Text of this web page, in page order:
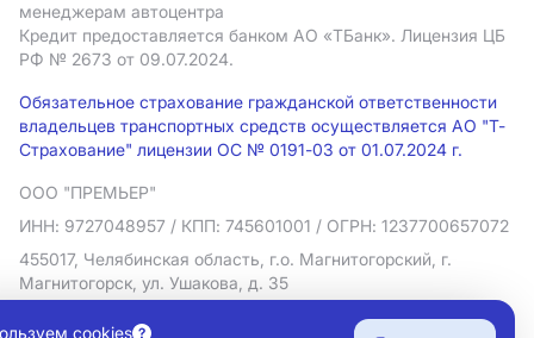
менеджерам автоцентра
Кредит предоставляется банком АO «ТБанк». Лицензия ЦБ
РФ № 2673 от 09.07.2024.
Обязательное страхование гражданской ответственности
владельцев транспортных средств осуществляется АО "Т-
Страхование" лицензии ОС № 0191-03 от 01.07.2024 г.
ООО "ПРЕМЬЕР"
ИНН: 9727048957 / КПП: 745601001 / ОГРН: 1237700657072
455017, Челябинская область, г.о. Магнитогорский, г.
Магнитогорск, ул. Ушакова, д. 35
Политика в отношении обработки персональных данных
cookies